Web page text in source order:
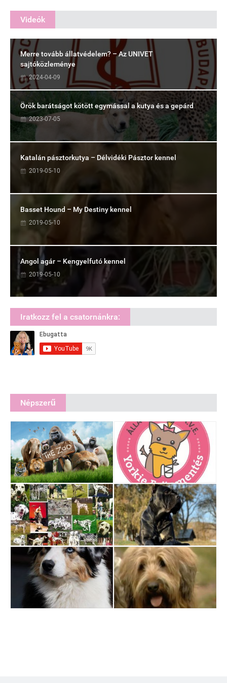
Videók
Merre tovább állatvédelem? – Az UNIVET
sajtóközleménye
2024-04-09
Örök barátságot kötött egymással a kutya és a gepárd
2023-07-05
Katalán pásztorkutya – Délvidéki Pásztor kennel
2019-05-10
Basset Hound – My Destiny kennel
2019-05-10
Angol agár – Kengyelfutó kennel
2019-05-10
Iratkozz fel a csatornánkra:
Népszerű